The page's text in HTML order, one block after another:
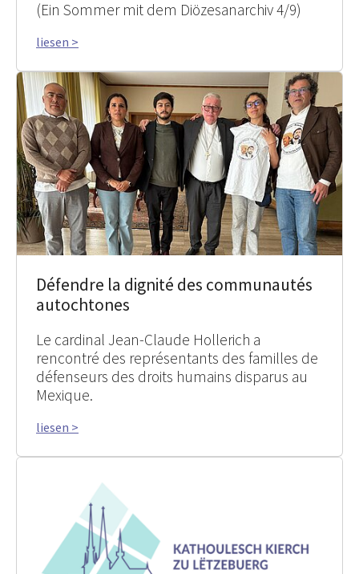
(Ein Sommer mit dem Diözesanarchiv 4/9)
liesen >
Défendre la dignité des communautés
autochtones
Le cardinal Jean-Claude Hollerich a
rencontré des représentants des familles de
défenseurs des droits humains disparus au
Mexique.
liesen >